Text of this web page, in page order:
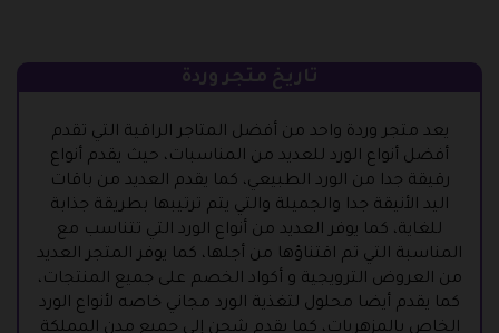
تاريخ متجر وردة
يعد متجر وردة واحد من أفضل المتاجر الراقية التي تقدم
أفضل أنواع الورد للعديد من المناسبات، حيث يقدم أنواع
رقيقة جدا من الورد الطبيعي، كما يقدم العديد من باقات
اليد الأنيقة جدا والجميلة والتي يتم ترتيبها بطريقة جذابة
للغاية، كما يوفر العديد من أنواع الورد التي تتناسب مع
المناسبة التي تم اقتناؤها من أجلها، كما يوفر المتجر العديد
من العروض الترويجية و أكواد الخصم على جميع المنتجات،
كما يقدم أيضا محلول لتغذية الورد مجاني خاصه لأنواع الورد
الخاص بالمزهريات، كما يقدم شحن إلى جميع مدن المملكة